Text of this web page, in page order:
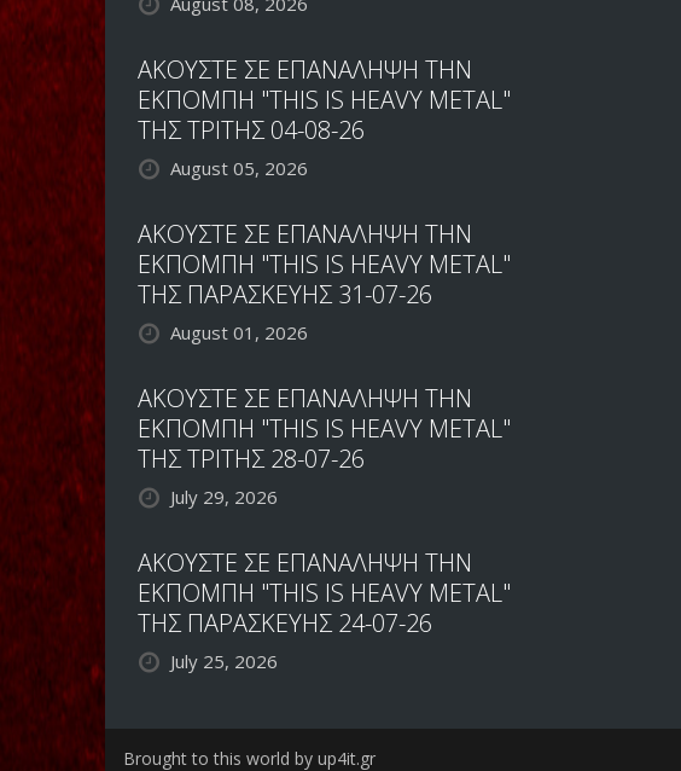
ΑΚΟΥΣΤΕ ΣΕ ΕΠΑΝΑΛΗΨΗ ΤΗΝ
ΕΚΠΟΜΠΗ "THIS IS HEAVY METAL"
ΤΗΣ ΤΡΙΤΗΣ 04-08-26
August 05, 2026
ΑΚΟΥΣΤΕ ΣΕ ΕΠΑΝΑΛΗΨΗ ΤΗΝ
ΕΚΠΟΜΠΗ "THIS IS HEAVY METAL"
ΤΗΣ ΠΑΡΑΣΚΕΥΗΣ 31-07-26
August 01, 2026
ΑΚΟΥΣΤΕ ΣΕ ΕΠΑΝΑΛΗΨΗ ΤΗΝ
ΕΚΠΟΜΠΗ "THIS IS HEAVY METAL"
ΤΗΣ ΤΡΙΤΗΣ 28-07-26
July 29, 2026
ΑΚΟΥΣΤΕ ΣΕ ΕΠΑΝΑΛΗΨΗ ΤΗΝ
ΕΚΠΟΜΠΗ "THIS IS HEAVY METAL"
ΤΗΣ ΠΑΡΑΣΚΕΥΗΣ 24-07-26
July 25, 2026
Brought to this world by up4it.gr